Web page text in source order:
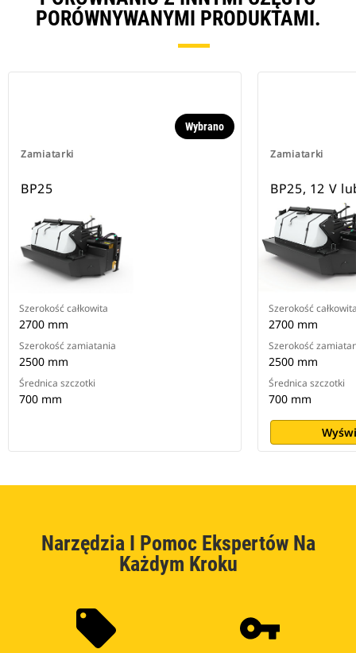
PORÓWNYWANYMI PRODUKTAMI.
Zamiatarki
Wybrano
BP25
Szerokość całkowita
2700 mm
Szerokość zamiatania
2500 mm
Średnica szczotki
700 mm
Zamiatarki
BP25, 12 V
Szerokość
2700 mm
Szerokość
2500 mm
Średnica szczotki
700 mm
Narzędzia I Pomoc Ekspertów Na
Każdym Kroku